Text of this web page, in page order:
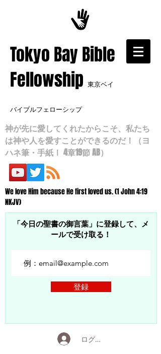
​Tokyo Bay Bible
Fellowship 東京ベイ
バイブルフェローシップ
神が先に愛してくれたからこそ、私たち
は神や人を愛すことができるのだ！（ヨ
ハネ筆・手紙Ⅰ 4章19節 AB）
We love Him because He first loved us. (1 John 4:19
NKJV)
「今日の聖書の御言葉」に登録して、メ
ールで受け取る！
登録
ログイン